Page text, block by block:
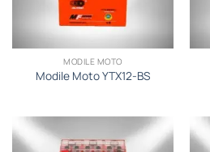
MODILE MOTO
Modile Moto YTX12-BS